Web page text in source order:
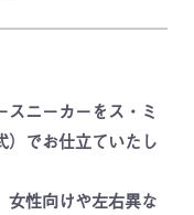
スニーカーをス・ミ
）でお仕立ていたし
女性向けや左右異な